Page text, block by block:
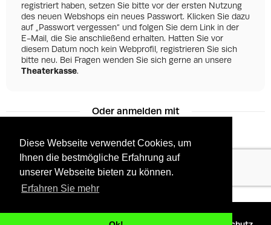
Diese Webseite verwendet Cookies, um
Ihnen die bestmögliche Erfahrung auf
unserer Webseite bieten zu können.
Erfahren Sie mehr
registriert haben, setzen Sie bitte vor der ersten Nutzung
des neuen Webshops ein neues Passwort. Klicken Sie dazu
auf „Passwort vergessen“ und folgen Sie dem Link in der
E-Mail, die Sie anschließend erhalten. Hatten Sie vor
diesem Datum noch kein Webprofil, registrieren Sie sich
bitte neu. Bei Fragen wenden Sie sich gerne an unsere
Theaterkasse.
Oder anmelden mit
Facebook